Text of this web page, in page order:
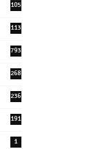
105
113
793
268
236
191
1